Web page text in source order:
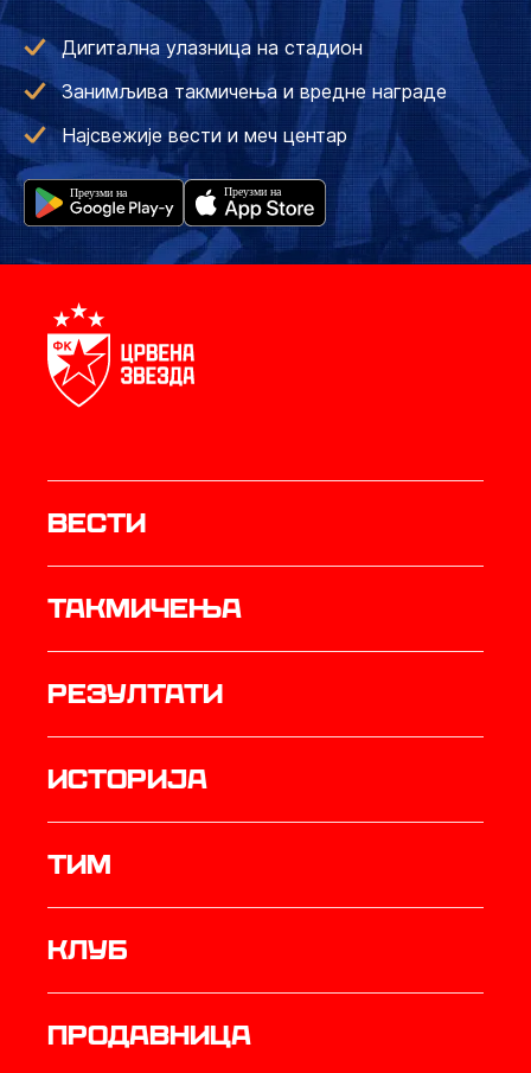
Дигитална улазница на стадион
Занимљива такмичења и вредне награде
Најсвежије вести и меч центар
Вести
Такмичења
резултати
историја
ТИМ
Клуб
продавница